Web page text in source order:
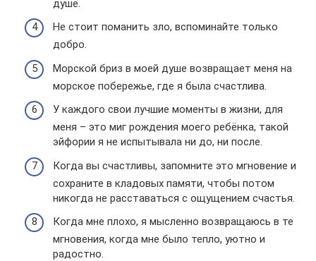
душе.
Не стоит поманить зло, вспоминайте только
добро.
Морской бриз в моей душе возвращает меня на
морское побережье, где я была счастлива.
У каждого свои лучшие моменты в жизни, для
меня – это миг рождения моего ребёнка, такой
эйфории я не испытывала ни до, ни после.
Когда вы счастливы, запомните это мгновение и
сохраните в кладовых памяти, чтобы потом
никогда не расставаться с ощущением счастья.
Когда мне плохо, я мысленно возвращаюсь в те
мгновения, когда мне было тепло, уютно и
радостно.